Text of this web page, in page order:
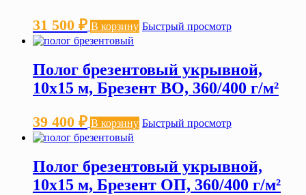
31 500 ₽ В корзину Быстрый просмотр
Полог брезентовый укрывной,
10х15 м, Брезент ВО, 360/400 г/м²
39 400 ₽ В корзину Быстрый просмотр
Полог брезентовый укрывной,
10х15 м, Брезент ОП, 360/400 г/м²